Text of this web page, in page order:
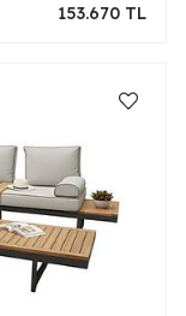
153.670 TL